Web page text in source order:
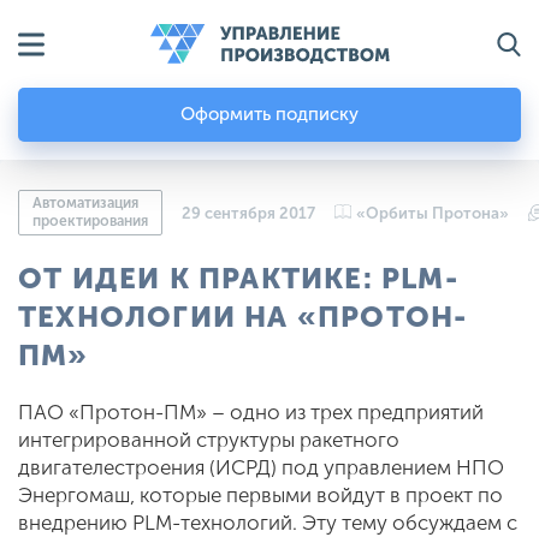
Оформить подписку
Автоматизация
проектирования
29 сентября 2017 «Орбиты Протона»
ОТ ИДЕИ К ПРАКТИКЕ: PLM-
ТЕХНОЛОГИИ НА «ПРОТОН-
ПМ»
ПАО «Протон-ПМ» – одно из трех предприятий
интегрированной структуры ракетного
двигателестроения (ИСРД) под управлением НПО
Энергомаш, которые первыми войдут в проект по
внедрению PLM-технологий. Эту тему обсуждаем с